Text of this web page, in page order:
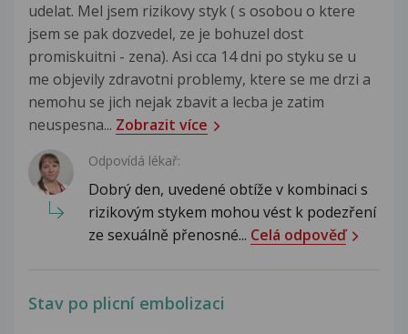
udelat. Mel jsem rizikovy styk ( s osobou o ktere
jsem se pak dozvedel, ze je bohuzel dost
promiskuitni - zena). Asi cca 14 dni po styku se u
me objevily zdravotni problemy, ktere se me drzi a
nemohu se jich nejak zbavit a lecba je zatim
neuspesna... Zobrazit více
Odpovídá lékař:
Dobrý den, uvedené obtíže v kombinaci s
rizikovým stykem mohou vést k podezření
ze sexuálně přenosné... Celá odpověď
Stav po plicní embolizaci